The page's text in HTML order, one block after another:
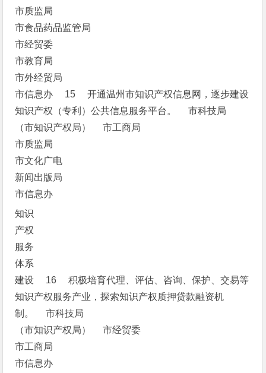
市质监局
市食品药品监管局
市经贸委
市教育局
市外经贸局
市信息办 15 开通温州市知识产权信息网，逐步建设
知识产权（专利）公共信息服务平台。 市科技局
（市知识产权局） 市工商局
市质监局
市文化广电
新闻出版局
市信息办
知识
产权
服务
体系
建设 16 积极培育代理、评估、咨询、保护、交易等
知识产权服务产业，探索知识产权质押贷款融资机
制。 市科技局
（市知识产权局） 市经贸委
市工商局
市信息办